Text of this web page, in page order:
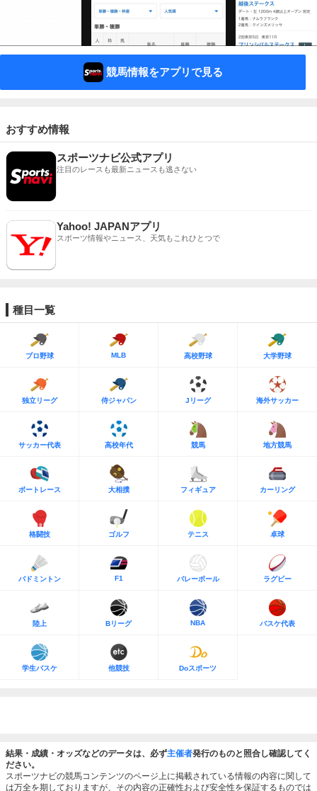
競馬情報をアプリで見る
おすすめ情報
スポーツナビ公式アプリ
注目のレースも最新ニュースも逃さない
Yahoo! JAPANアプリ
スポーツ情報やニュース、天気もこれひとつで
種目一覧
プロ野球 MLB 高校野球 大学野球
独立リーグ 侍ジャパン Jリーグ 海外サッカー
サッカー代表 高校年代 競馬 地方競馬
ボートレース 大相撲 フィギュア カーリング
格闘技 ゴルフ テニス 卓球
バドミントン F1 バレーボール ラグビー
陸上 Bリーグ NBA バスケ代表
学生バスケ 他競技 Doスポーツ
結果・成績・オッズなどのデータは、必ず主催者発行のものと照合し確認してく
ださい。
スポーツナビの競馬コンテンツのページ上に掲載されている情報の内容に関して
は万全を期しておりますが、その内容の正確性および安全性を保証するものでは